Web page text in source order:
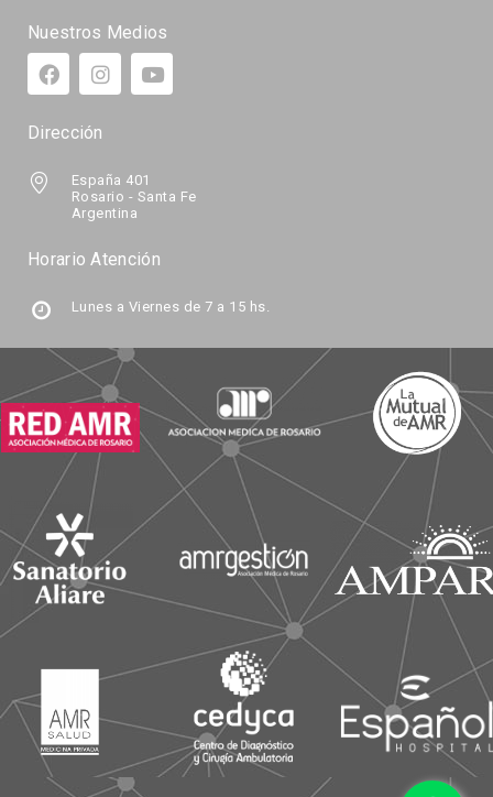
Nuestros Medios
Dirección
España 401
Rosario - Santa Fe
Argentina
Horario Atención
Lunes a Viernes de 7 a 15 hs.